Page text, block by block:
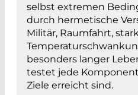
selbst extremen
durch hermetische
Militär, Raumfahrt,
besonders langer
testet jede
Ziele erreicht sind.